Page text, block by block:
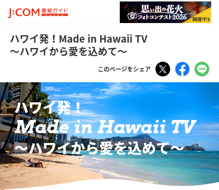
ハワイ発！Made in Hawaii TV
～ハワイから愛を込めて～
このページをシェア Tweet
ハワイ発！
Made in Hawaii TV
〜ハワイから愛を込めて〜